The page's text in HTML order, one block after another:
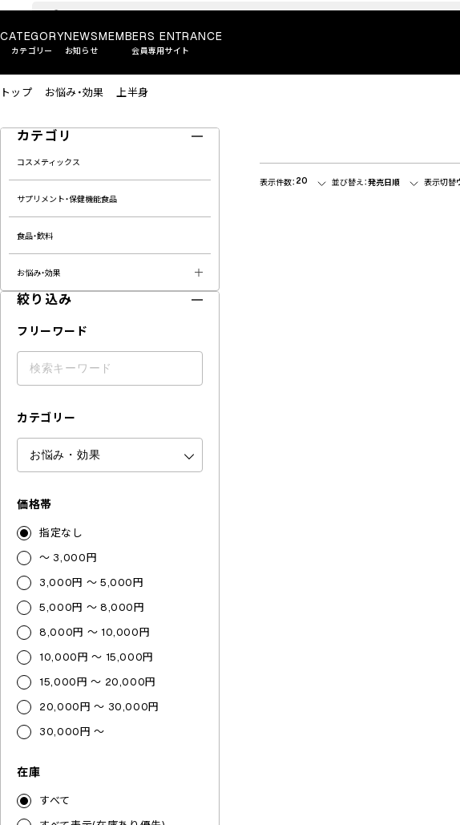
CATEGORY
カテゴリー
NEWS
お知らせ
MEMBERS ENTRANCE
会員専用サイト
トップ お悩み・効果 上半身
カテゴリ
コスメティックス
サプリメント・保健機能食品
食品・飲料
お悩み・効果
絞り込み
フリーワード
カテゴリー
価格帯
指定なし
～ 3,000円
3,000円 ～ 5,000円
5,000円 ～ 8,000円
8,000円 ～ 10,000円
10,000円 ～ 15,000円
15,000円 ～ 20,000円
20,000円 ～ 30,000円
30,000円 ～
在庫
すべて
表示件数： 20 並び替え：発売日順 表示切替